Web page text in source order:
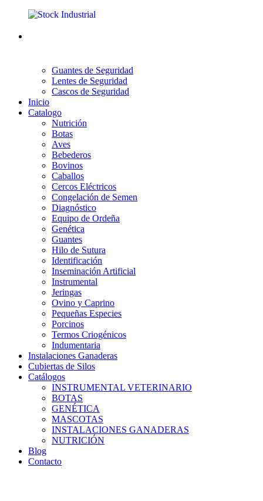
Guantes de Seguridad
Lentes de Seguridad
Cascos de Seguridad
Inicio
Catalogo
Nutrición
Botas
Aves
Bebederos
Bovinos
Caballos
Cercos Eléctricos
Congelación de Semen
Diagnóstico
Equipo de Ordeña
Genética
Guantes
Hilo de Sutura
Identificación
Inseminación Artificial
Instrumental
Jeringas
Ovino y Caprino
Pequeñas Especies
Porcinos
Termos Criogénicos
Indumentaria
Instalaciones Ganaderas
Cubiertas de Silos
Catálogos
INSTRUMENTAL VETERINARIO
BOTAS
GENÉTICA
MASCOTAS
INSTALACIONES GANADERAS
NUTRICIÓN
Blog
Contacto